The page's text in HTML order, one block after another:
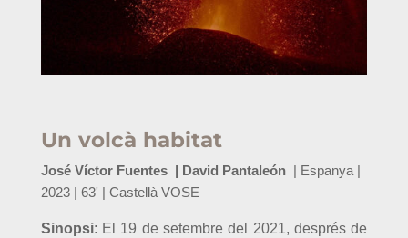
Un volcà habitat
José Víctor Fuentes | David Pantaleón | Espanya |
2023 | 63' | Castellà VOSE
Sinopsi: El 19 de setembre del 2021, després de